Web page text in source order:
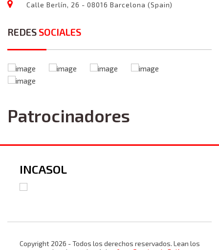
Calle Berlín, 26 - 08016 Barcelona (Spain)
REDES SOCIALES
Patrocinadores
INCASOL
Copyright 2026 - Todos los derechos reservados. Lean los